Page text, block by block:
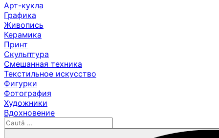
Арт-кукла
Графика
Живопись
Керамика
Принт
Скульптура
Смешанная техника
Текстильное искусство
Фигурки
Фотография
Художники
Вдохновение